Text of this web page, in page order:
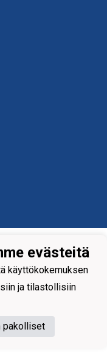
evästeitä
käyttökokemuksen
ja tilastollisiin
pakolliset